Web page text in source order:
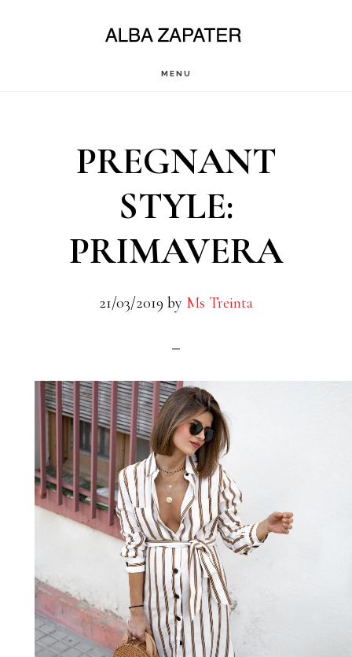
MENU
PREGNANT
STYLE:
PRIMAVERA
21/03/2019 by Ms Treinta